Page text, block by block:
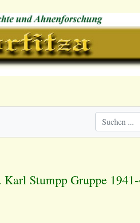
Karl Stumpp Gruppe